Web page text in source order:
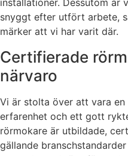
installationer. Dessutom är
snyggt efter utfört arbete,
märker att vi har varit där.
Certifierade
närvaro
Vi är stolta över att vara
erfarenhet och ett gott
rörmokare är utbildade,
gällande